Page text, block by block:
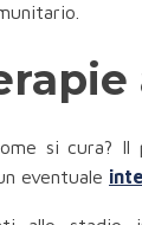
si cura?
eventuale